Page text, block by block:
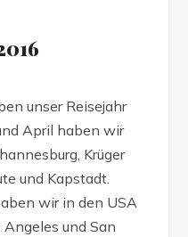
unser Reisejahr
April haben wir
Krüger
und Kapstadt.
wir in den USA
Angeles und San